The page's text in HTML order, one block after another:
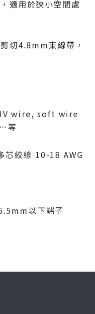
適用於狹小空間處
切4.8mm束線帶，
IV wire, soft wire
等
芯絞線 10-18 AWG
以下端子